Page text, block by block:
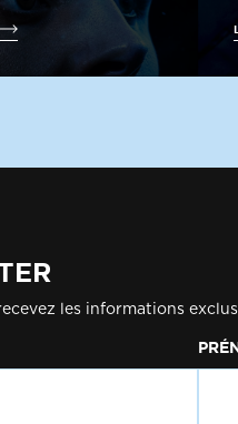
les informations